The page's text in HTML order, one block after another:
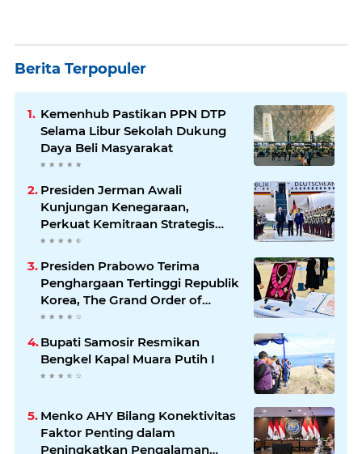
Berita Terpopuler
Kemenhub Pastikan PPN DTP
Selama Libur Sekolah Dukung
Daya Beli Masyarakat
Presiden Jerman Awali
Kunjungan Kenegaraan,
Perkuat Kemitraan Strategis
Indonesia–Jerman
Presiden Prabowo Terima
Penghargaan Tertinggi Republik
Korea, The Grand Order of
Mugunghwa
Bupati Samosir Resmikan
Bengkel Kapal Muara Putih I
Menko AHY Bilang Konektivitas
Faktor Penting dalam
Peningkatkan Pengalaman